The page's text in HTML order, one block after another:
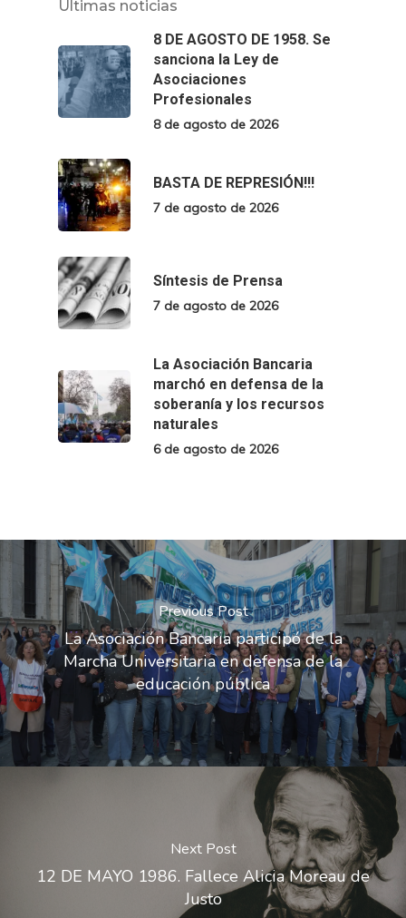
Últimas noticias
8 DE AGOSTO DE 1958. Se
sanciona la Ley de
Asociaciones
Profesionales
8 de agosto de 2026
BASTA DE REPRESIÓN!!!
7 de agosto de 2026
Síntesis de Prensa
7 de agosto de 2026
La Asociación Bancaria
marchó en defensa de la
soberanía y los recursos
naturales
6 de agosto de 2026
Previous Post
La Asociación Bancaria participó de la
Marcha Universitaria en defensa de la
educación pública
Next Post
12 DE MAYO 1986. Fallece Alicia Moreau de
Justo